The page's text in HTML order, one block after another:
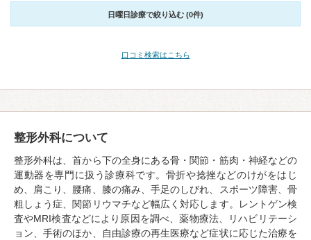
日曜日診療で絞り込む (0件)
口コミ検索はこちら
整形外科について
整形外科は、首から下の全身にある骨・関節・筋肉・神経などの
運動器を専門に扱う診療科です。骨折や捻挫などのけがをはじ
め、肩こり、腰痛、膝の痛み、手足のしびれ、スポーツ障害、骨
粗しょう症、関節リウマチなど幅広く対応します。レントゲン検
査やMRI検査などにより原因を調べ、薬物療法、リハビリテーシ
ョン、手術のほか、自由診療の再生医療など症状に応じた治療を